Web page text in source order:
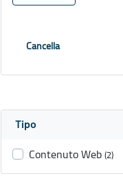
Cancella
Tipo
Contenuto Web (2)